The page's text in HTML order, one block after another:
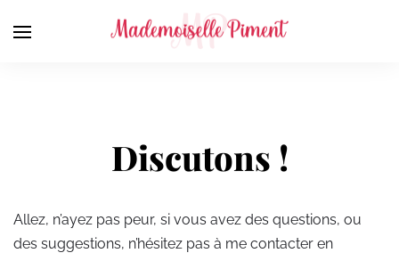
Discutons !
Allez, n’ayez pas peur, si vous avez des questions, ou
des suggestions, n’hésitez pas à me contacter en